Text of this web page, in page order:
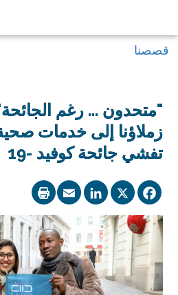
قصصنا
"متحدون ... رغم
زملاؤنا إلى خدمات صحية
تفشي جائحة كوفيد -19
Facebook
X
LinkedIn
Email